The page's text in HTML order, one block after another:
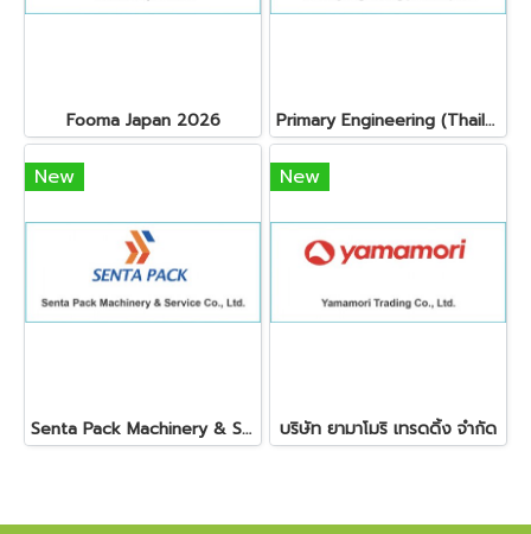
Fooma Japan 2026 Primary Engineering (Thailand) Ltd.
New
Senta Pack Machinery & Service Co., Ltd.
New
บริษัท ยามาโมริ เทรดดิ้ง จำกัด